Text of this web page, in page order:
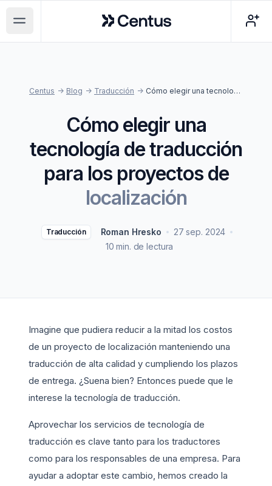
Open main menu
Centus
Centus -> Blog -> Traducción -> Cómo elegir una tecnología de traducción para los proyectos de localización
Cómo elegir una
tecnología de traducción
para los proyectos de
localización
Traducción Roman Hresko
27 sep. 2024
10 min. de lectura
Imagine que pudiera reducir a la mitad los costos
de un proyecto de localización manteniendo una
traducción de alta calidad y cumpliendo los plazos
de entrega. ¿Suena bien? Entonces puede que le
interese la tecnología de traducción.
Aprovechar los servicios de tecnología de
traducción es clave tanto para los traductores
como para los responsables de una empresa. Para
ayudar a adoptar este cambio, hemos creado la